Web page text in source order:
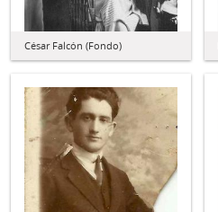
César Falcón (Fondo)